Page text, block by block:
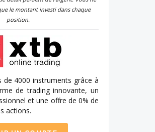
le montant investi dans chaque
position.
de 4000 instruments grâce à
de trading innovante, un
et une offre de 0% de
actions.